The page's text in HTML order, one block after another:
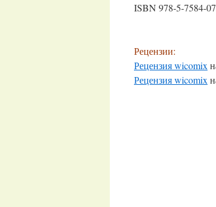
ISBN 978-5-7584-
Рецензии:
Рецензия wicomix
Рецензия wicomix